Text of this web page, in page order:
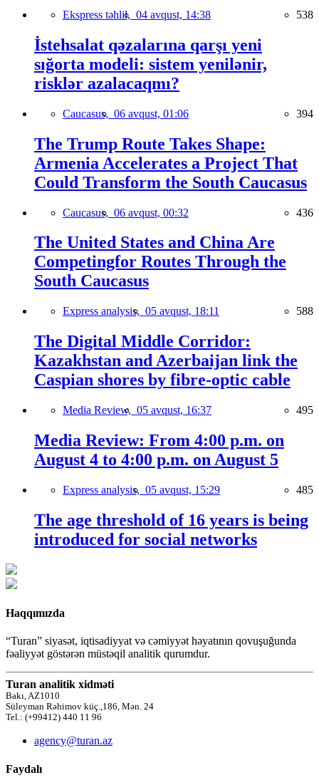
Ekspress təhlil, 04 avqust, 14:38 538
İstehsalat qəzalarına qarşı yeni
sığorta modeli: sistem yenilənir,
risklər azalacaqmı?
Caucasus, 06 avqust, 01:06 394
The Trump Route Takes Shape:
Armenia Accelerates a Project That
Could Transform the South Caucasus
Caucasus, 06 avqust, 00:32 436
The United States and China Are
Competingfor Routes Through the
South Caucasus
Express analysis, 05 avqust, 18:11 588
The Digital Middle Corridor:
Kazakhstan and Azerbaijan link the
Caspian shores by fibre-optic cable
Media Review, 05 avqust, 16:37 495
Media Review: From 4:00 p.m. on
August 4 to 4:00 p.m. on August 5
Express analysis, 05 avqust, 15:29 485
The age threshold of 16 years is being
introduced for social networks
Haqqımızda
“Turan” siyasət, iqtisadiyyat və cəmiyyət həyatının qovuşuğunda
fəaliyyət göstərən müstəqil analitik qurumdur.
Turan analitik xidməti
Bakı, AZ1010
Süleyman Rəhimov küç.,186, Mən. 24
Tel.: (+99412) 440 11 96
agency@turan.az
Faydalı